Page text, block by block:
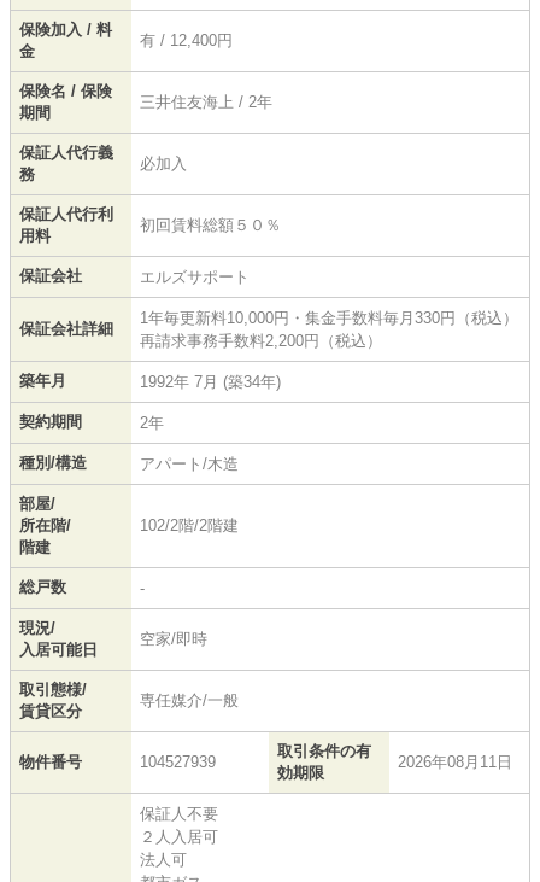
保険加入 / 料
金
有 / 12,400円
保険名 / 保険
期間
三井住友海上 / 2年
保証人代行義
務
必加入
保証人代行利
用料
初回賃料総額５０％
保証会社 エルズサポート
保証会社詳細
1年毎更新料10,000円・集金手数料毎月330円（税込）
再請求事務手数料2,200円（税込）
築年月 1992年 7月 (築34年)
契約期間 2年
種別/構造 アパート/木造
部屋/
所在階/
階建
102/2階/2階建
総戸数 -
現況/
入居可能日
空家/即時
取引態様/
賃貸区分
専任媒介/一般
物件番号 104527939
取引条件の有
効期限
2026年08月11日
保証人不要
２人入居可
法人可